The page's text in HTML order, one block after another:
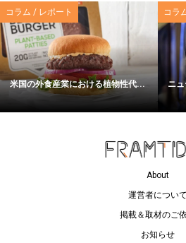
コラム / レポート
米国の外食産業における植物性代...
コラ
ニ
About
運営者について
掲載＆取材のご
お知らせ